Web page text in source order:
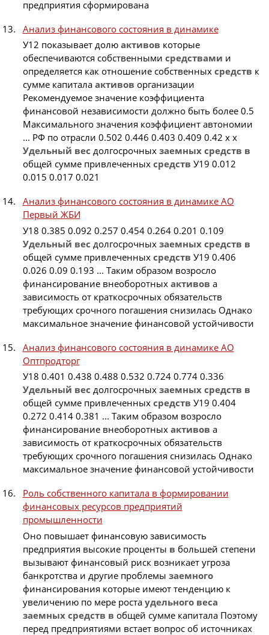
предприятия сформирована
Анализ финансового состояния в динамике
У12 показывает долю активов которые
обеспечиваются собственными средствами и
определяется как отношение собственных средств к
сумме капитала активов организации
Рекомендуемое значение коэффициента
финансовой независимости должно быть более 0.5
Максимального значения коэффициент автономии
... РФ по отрасли 0.502 0.446 0.403 0.409 0.42 x x
Удельный вес долгосрочных заемных средств в
общей сумме привлеченных средств У19 0.012
0.015 0.017 0.021
Анализ финансового состояния в динамике АО
Первый ЖБИ
У18 0.385 0.092 0.257 0.454 0.264 0.201 0.109
Удельный вес долгосрочных заемных средств в
общей сумме привлеченных средств У19 0.406
0.026 0.09 0.193 ... Таким образом возросло
финансирование внеоборотных активов а
зависимость от краткосрочных обязательств
требующих срочного погашения снизилась Однако
максимальное значение финансовой устойчивости
Анализ финансового состояния в динамике АО
Оптпродторг
У18 0.401 0.438 0.488 0.532 0.724 0.774 0.336
Удельный вес долгосрочных заемных средств в
общей сумме привлеченных средств У19 0.404
0.272 0.414 0.381 ... Таким образом возросло
финансирование внеоборотных активов а
зависимость от краткосрочных обязательств
требующих срочного погашения снизилась Однако
максимальное значение финансовой устойчивости
Роль собственного капитала в формировании
финансовых ресурсов предприятий
промышленности
Оно повышает финансовую зависимость
предприятия высокие проценты в большей степени
вызывают финансовый риск возникает угроза
банкротства и другие проблемы заемного
финансирования которые имеют тенденцию к
увеличению по мере роста удельного веса
заемных средств в общей сумме капитала Поэтому
перед предприятиями встает вопрос об источниках